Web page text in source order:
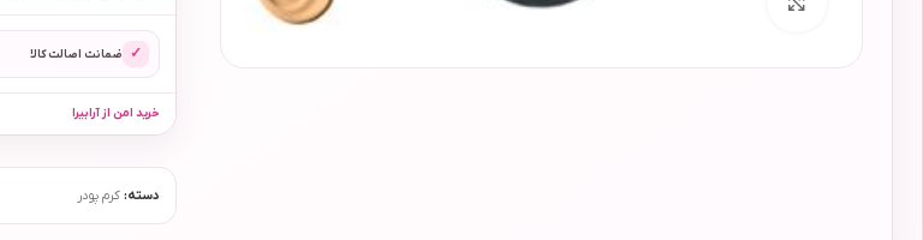
✓ ضمانت اصالت کالا
خرید امن از آرابیرا
دسته: کرم پودر